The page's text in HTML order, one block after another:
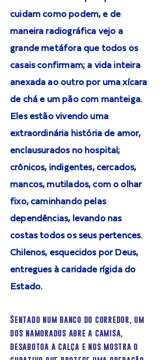
cuidam como podem, e de
maneira radiográfica vejo a
grande metáfora que todos os
casais confirmam; a vida inteira
anexada ao outro por uma xícara
de chá e um pão com manteiga.
Eles estão vivendo uma
extraordinária história de amor,
enclausurados no hospital;
crônicos, indigentes, cercados,
mancos, mutilados, com o olhar
fixo, caminhando pelas
dependências, levando nas
costas todos os seus pertences.
Chilenos, esquecidos por Deus,
entregues à caridade rígida do
Estado.
Sentado num banco do corredor, um
dos namorados abre a camisa,
desabotoa a calça e nos mostra o